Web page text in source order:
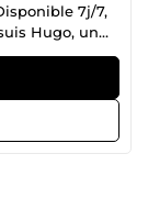
7j/7,
Hugo, un
et
les e-
de leurs
et